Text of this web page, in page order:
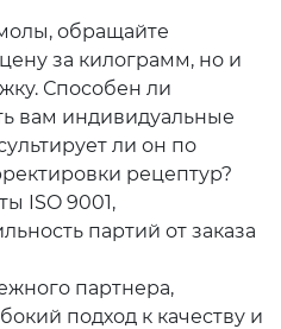
обращайте
за килограмм, но и
Способен ли
вам индивидуальные
ли он по
рецептур?
ISO 9001,
партий от заказа
партнера,
подход к качеству и